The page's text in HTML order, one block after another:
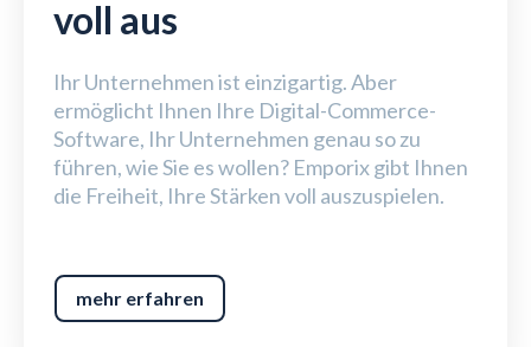
voll aus
Ihr Unternehmen ist einzigartig. Aber
ermöglicht Ihnen Ihre Digital-Commerce-
Software, Ihr Unternehmen genau so zu
führen, wie Sie es wollen? Emporix gibt Ihnen
die Freiheit, Ihre Stärken voll auszuspielen.
mehr erfahren